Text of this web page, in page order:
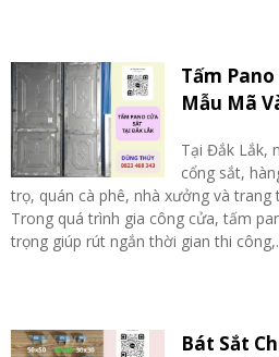
Tấm
Mẫu Mã
Tại Đắk Lắk,
cổng sắt,
trọ, quán cà phê, nhà xưởng và trang
Trong quá trình gia công cửa, tấm
trọng giúp rút ngắn thời gian thi
Bát Sắt